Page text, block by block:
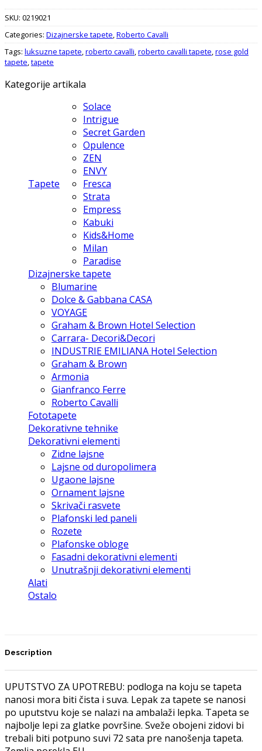
SKU: 0219021
Categories: Dizajnerske tapete,Roberto Cavalli
Tags: luksuzne tapete,roberto cavalli,roberto cavalli tapete,rose gold
tapete,tapete
Kategorije artikala
Tapete
Solace
Intrigue
Secret Garden
Opulence
ZEN
ENVY
Fresca
Strata
Empress
Kabuki
Kids&Home
Milan
Paradise
Dizajnerske tapete
Blumarine
Dolce & Gabbana CASA
VOYAGE
Graham & Brown Hotel Selection
Carrara- Decori&Decori
INDUSTRIE EMILIANA Hotel Selection
Graham & Brown
Armonia
Gianfranco Ferre
Roberto Cavalli
Fototapete
Dekorativne tehnike
Dekorativni elementi
Zidne lajsne
Lajsne od duropolimera
Ugaone lajsne
Ornament lajsne
Skrivači rasvete
Plafonski led paneli
Rozete
Plafonske obloge
Fasadni dekorativni elementi
Unutrašnji dekorativni elementi
Alati
Ostalo
Description
UPUTSTVO ZA UPOTREBU: podloga na koju se tapeta
nanosi mora biti čista i suva. Lepak za tapete se nanosi
po uputstvu koje se nalazi na ambalaži lepka. Tapeta se
najbolje lepi za glatke površine. Sveže obojeni zidovi bi
trebali biti potpuno suvi 72 sata pre nanošenja tapeta.